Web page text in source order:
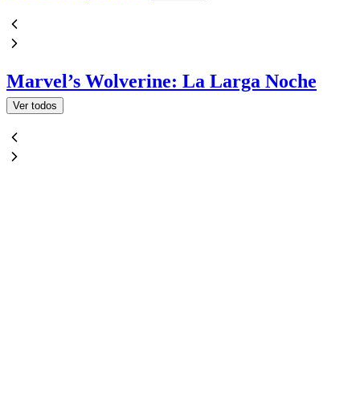
Marvel’s Wolverine: La Larga Noche
Ver todos